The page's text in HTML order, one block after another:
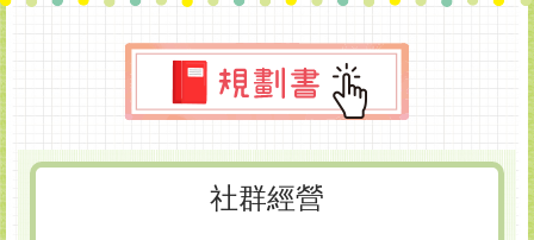
社群經營